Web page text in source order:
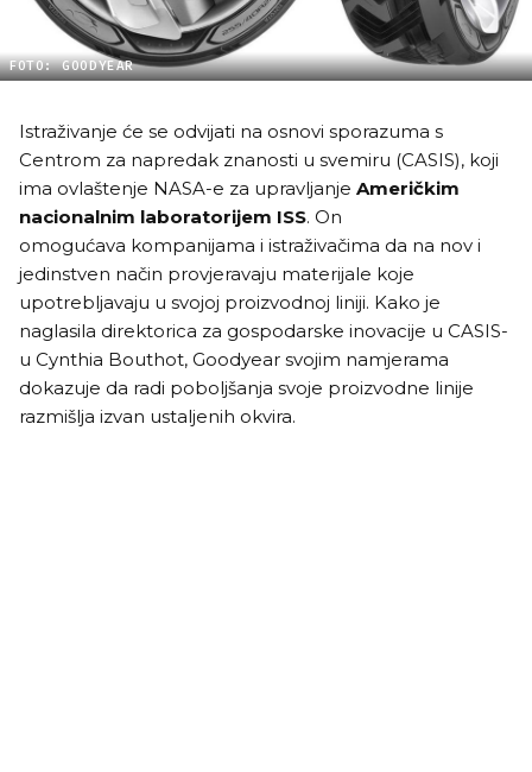
FOTO: GOODYEAR
Istraživanje će se odvijati na osnovi sporazuma s
Centrom za napredak znanosti u svemiru (CASIS), koji
ima ovlaštenje NASA-e za upravljanje Američkim
nacionalnim laboratorijem ISS. On
omogućava kompanijama i istraživačima da na nov i
jedinstven način provjeravaju materijale koje
upotrebljavaju u svojoj proizvodnoj liniji. Kako je
naglasila direktorica za gospodarske inovacije u CASIS-
u Cynthia Bouthot, Goodyear svojim namjerama
dokazuje da radi poboljšanja svoje proizvodne linije
razmišlja izvan ustaljenih okvira.